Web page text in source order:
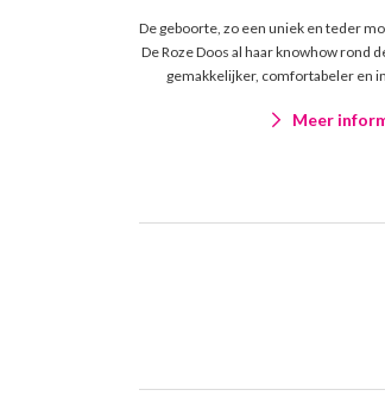
De geboorte, zo een uniek en teder
De Roze Doos al haar knowhow rond
gemakkelijker, comfortabeler en
Meer